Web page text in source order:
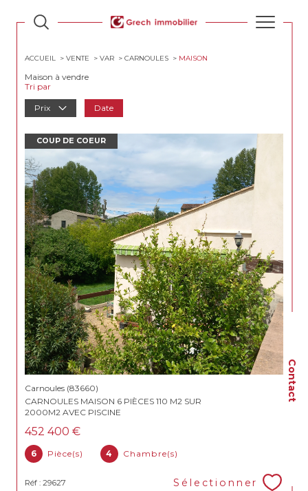
Contact
ACCUEIL VENTE VAR CARNOULES MAISON
Maison à vendre
Tri par
Prix Date
COUP DE COEUR
Carnoules (83660)
CARNOULES MAISON 6 PIÈCES 110 M2 SUR
2000M2 AVEC PISCINE
452 400 €
6 Pièce(s) 4 Chambre(s)
Réf : 29627 Sélectionner